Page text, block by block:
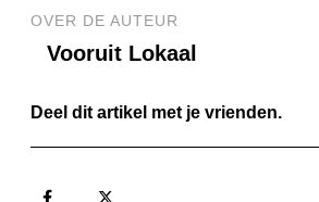
OVER DE AUTEUR
Vooruit Lokaal
Deel dit artikel met je vrienden.